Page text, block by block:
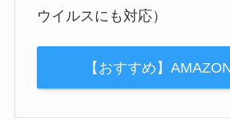
ウイルスにも対応）
【おすすめ】